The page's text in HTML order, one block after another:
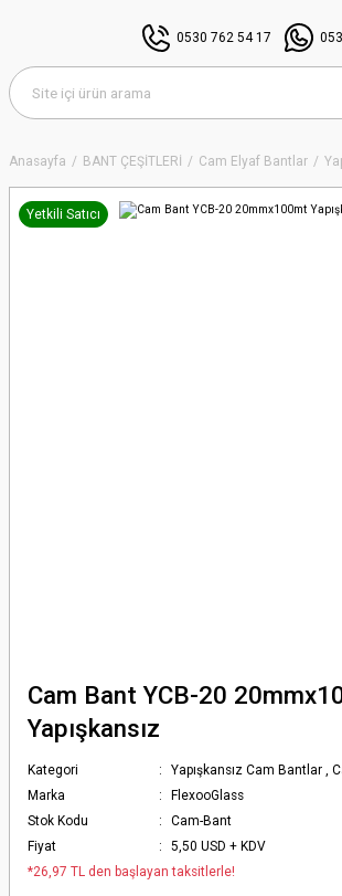
0530 762 54 17
Anasayfa BANT ÇEŞİTLERİ Cam Elyaf Bantlar
Yetkili Satıcı
Cam Bant YCB-20
Yapışkansız
Kategori Yapışkansız Cam Bantlar ,
Marka
FlexooGlass
Stok Kodu
Cam-Bant
Fiyat
5,50 USD + KDV
*26,97 TL den başlayan taksitlerle!